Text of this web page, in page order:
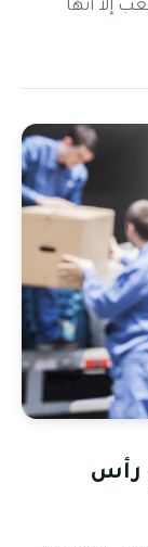
إلا أنها
رأس